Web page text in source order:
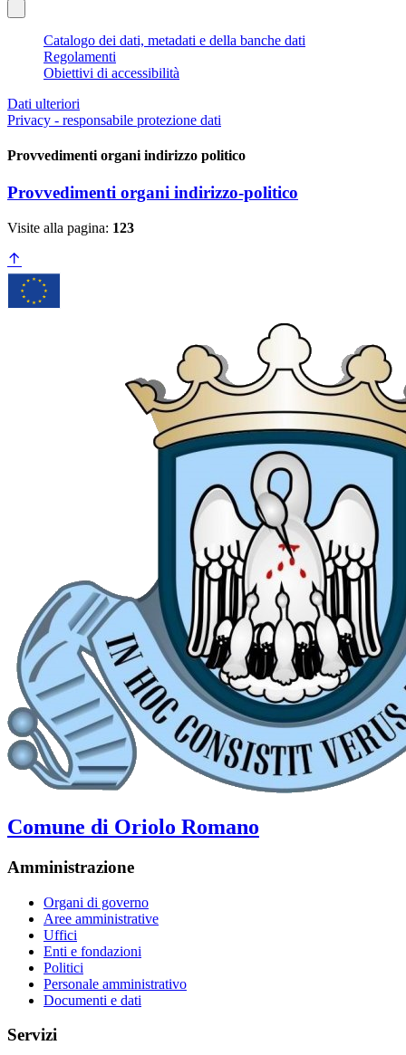
Catalogo dei dati, metadati e della banche dati
Regolamenti
Obiettivi di accessibilità
Dati ulteriori
Privacy - responsabile protezione dati
Provvedimenti organi indirizzo politico
Provvedimenti organi indirizzo-politico
Visite alla pagina: 123
Comune di Oriolo Romano
Amministrazione
Organi di governo
Aree amministrative
Uffici
Enti e fondazioni
Politici
Personale amministrativo
Documenti e dati
Servizi